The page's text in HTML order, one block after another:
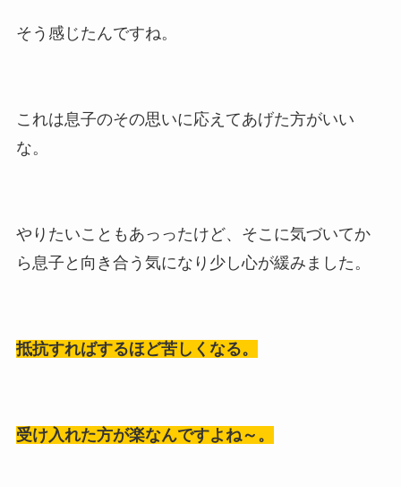
そう感じたんですね。
これは息子のその思いに応えてあげた方がいい
な。
やりたいこともあっったけど、そこに気づいてか
ら息子と向き合う気になり少し心が緩みました。
抵抗すればするほど苦しくなる。
受け入れた方が楽なんですよね～。